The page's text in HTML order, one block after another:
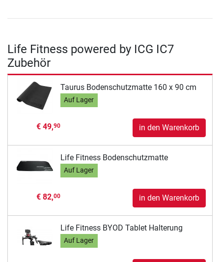
Life Fitness powered by ICG IC7
Zubehör
Taurus Bodenschutzmatte 160 x 90 cm
Auf Lager
€ 49,90 in den Warenkorb
Life Fitness Bodenschutzmatte
Auf Lager
€ 82,00 in den Warenkorb
Life Fitness BYOD Tablet Halterung
Auf Lager